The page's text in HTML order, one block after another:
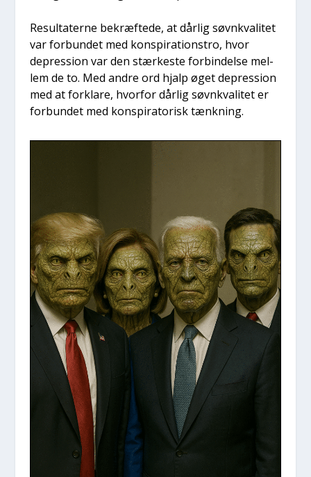
Resul­ta­ter­ne bekræf­te­de, at dår­lig søvn­kva­li­tet
var for­bun­det med kon­spira­tions­tro, hvor
depres­sion var den stær­ke­ste for­bin­del­se mel­
lem de to. Med andre ord hjalp øget depres­sion
med at for­kla­re, hvor­for dår­lig søvn­kva­li­tet er
for­bun­det med kon­spira­to­risk tænk­ning.